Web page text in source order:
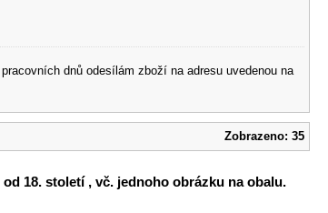
dnů odesílám zboží na adresu uvedenou na
Zobrazeno: 35
18. století , vč. jednoho obrázku na obalu.